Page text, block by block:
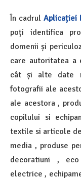
În cadrul Aplicației
poți identifica
domenii și
care autoritatea a
cât și alte date
fotografii ale
ale acestora ,
copilului si
textile si articole
media , produse
decoratiuni ,
electrice ,